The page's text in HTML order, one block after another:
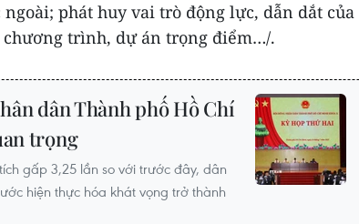
phát huy vai trò động lực, dẫn dắt của
chương trình, dự án trọng điểm…/.
dân Thành phố Hồ Chí
trọng
gấp 3,25 lần so với trước đây, dân
hiện thực hóa khát vọng trở thành